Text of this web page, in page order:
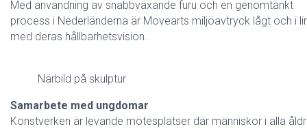
Med användning av snabbväxande furu och en genomtänkt
process i Nederländerna är Movearts miljöavtryck lågt och i
med deras hållbarhetsvision.
Närbild på skulptur
Samarbete med ungdomar
Konstverken är levande mötesplatser där människor i alla